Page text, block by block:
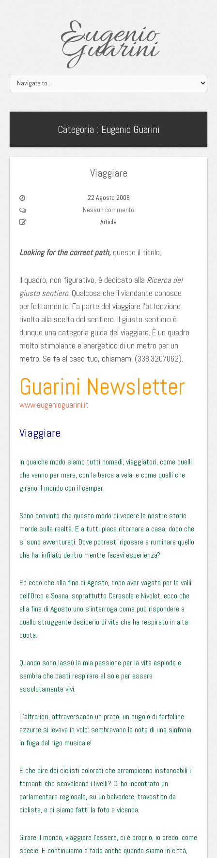
Eugenio
Guarini
Categoria : Eugenio Guarini
Viaggiare
22 Agosto 2008
Nessun commento
Article
Looking for the correct path, questo il titolo.
Il quadro, non figurativo, è dedicato alla Ricerca del
giusto sentiero. Qualcosa che il viandante conosce
perfettamente. Fa parte del viaggiare l’attenzione
rivolta alla scelta del sentiero. Il giusto sentiero è
dunque una categoria guida del viaggiare. È un quadro
molto stimolante e energetico di un metro per un
metro. Se fa al caso tuo, chiamami (338.3207062).
Guarini Newsletter
www.eugenioguarini.it
Viaggiare
In qualche modo siamo tutti nomadi, viaggiatori, come quelli
che vanno per mare, con la barca a vela, e come quelli che
girano il mondo con il camper.
Sono convinto che questo modo di vedere le nostre storie
morde sulla realtà. E a tutti piace ritornare a casa, dopo che
si sono avventurati. Dove potresti riposare e ruminare quello
che hai infilato dentro mentre facevi esperienza?
Ed ecco che alla fine di Agosto, dopo aver vagato per le valli
dell’Orco e Soana, soprattutto Ceresole e Nivolet, ecco che
alla fine di Agosto uno s’interroga come può rispondere a
quello struggente desiderio di vita che ha respirato in alta
quota.
Quando sono lassù la mia passione per la vita esplode e
sembra che basti respirare al sole per essere
assolutamente vivi.
L’altro ieri, attraversando un prato, un nugolo di farfalline
azzurre si levava in volo: sembravano le note di una sinfonia
in fuga dal rigo musicale!
E che dire dei ciclisti colorati che arrampicano instancabili i
tornanti che scavalcano i livelli? Ci ho incontrato un
parlamentare regionale, su un belvedere, travestito da
ciclista, e ci siamo fatti la foto a vicenda.
Girare il mondo, viaggiare l’essere, ci è proprio, io credo, come
specie. E continuiamo a farlo anche quando siamo in città,